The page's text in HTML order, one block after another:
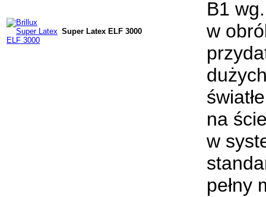
Super Latex ELF 3000
B1
w
na
w
pełny